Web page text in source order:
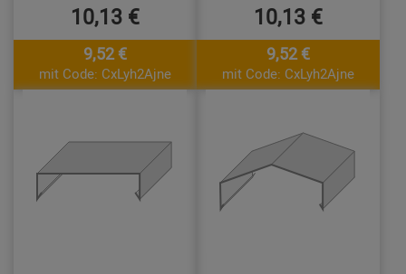
10,13 €
9,52 €
mit Code: CxLyh2Ajne
10,13 €
9,52 €
mit Code: CxLyh2Ajne